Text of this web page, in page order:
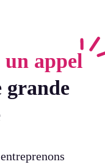
un appel
grande